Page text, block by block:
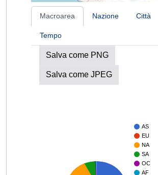
Macroarea Nazione Città
Tempo
Salva come PNG
Salva come JPEG
AS
EU
NA
SA
OC
AF